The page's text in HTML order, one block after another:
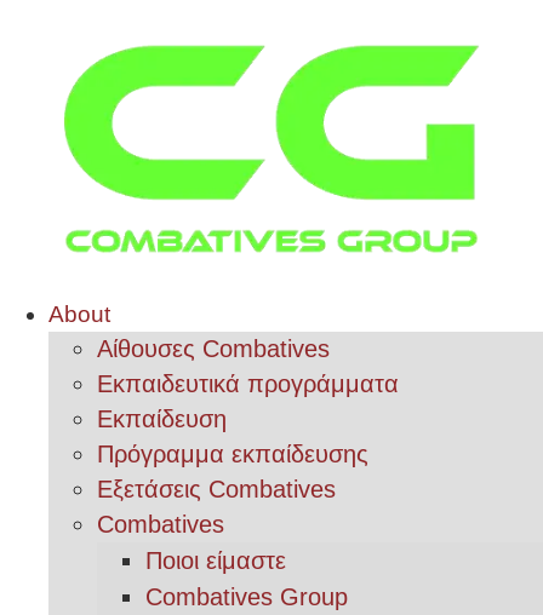
About
Αίθουσες Combatives
Εκπαιδευτικά προγράμματα
Εκπαίδευση
Πρόγραμμα εκπαίδευσης
Εξετάσεις Combatives
Combatives
Ποιοι είμαστε
Combatives Group